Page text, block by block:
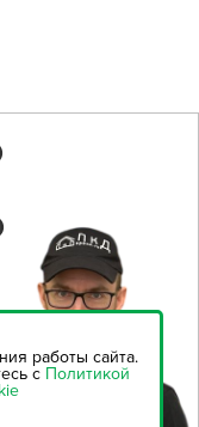
работы сайта.
с Политикой